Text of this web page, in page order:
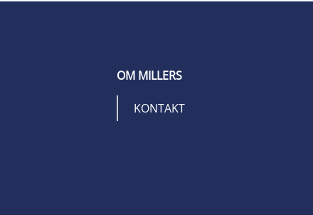
OM MILLERS
KONTAKT